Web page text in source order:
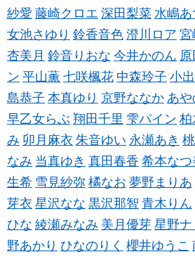
紗愛 藤崎クロエ 深田梨菜 水嶋あ
女池さゆり 鈴香音色 澄川ロア 宮
杏美月 鈴音りおな 今井かのん
ン 平山薫 七咲楓花 中森玲子 小
島恭子 本真ゆり 京野ななか あ
早乙女らぶ 翔田千里 雫パイン 柏
み 卯月麻衣 朱音ゆい 永瀬あき
なみ 当真ゆき 真田春香 希本なつ
生希 雪見紗弥 橘なお 夢野まりあ
芽衣 星沢なな 黒沢那智 青木りん
ひな 綾瀬みなみ 美月優芽 星野ナ
野あかり ひなのりく 櫻井ゆうこ